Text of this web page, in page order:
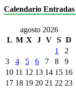
Calendario Entradas
agosto 2026
L M X J V S D
1
2
3
4 5 6 7 8
9
10 11 12 13 14 15 16
17 18 19 20 21 22 23